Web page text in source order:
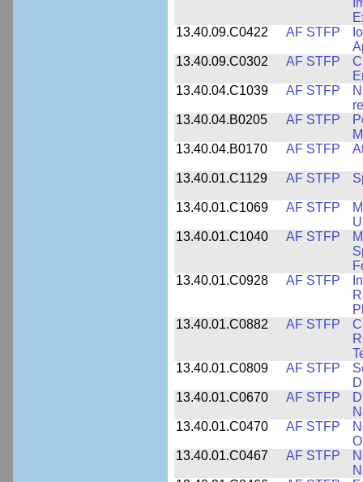
13.40.09.C0422
AF STFP
13.40.09.C0302
AF STFP
13.40.04.C1039
AF STFP
13.40.04.B0205
AF STFP
13.40.04.B0170
AF STFP
13.40.01.C1129 AF STFP
13.40.01.C1069 AF STFP
13.40.01.C1040
AF STFP
13.40.01.C0928
AF STFP
13.40.01.C0882
AF STFP
13.40.01.C0809
AF STFP
13.40.01.C0670
AF STFP
13.40.01.C0470
AF STFP
13.40.01.C0467
AF STFP